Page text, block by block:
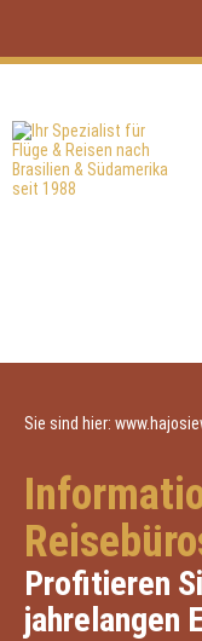
Sie sind hier:
Profitieren
jahrelangen